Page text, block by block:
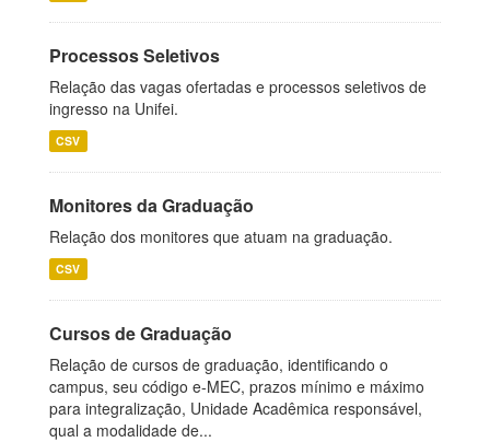
Processos Seletivos
Relação das vagas ofertadas e processos seletivos de
ingresso na Unifei.
CSV
Monitores da Graduação
Relação dos monitores que atuam na graduação.
CSV
Cursos de Graduação
Relação de cursos de graduação, identificando o
campus, seu código e-MEC, prazos mínimo e máximo
para integralização, Unidade Acadêmica responsável,
qual a modalidade de...